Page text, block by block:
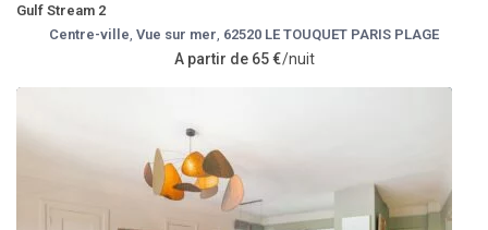
Gulf Stream 2
Centre-ville Vue sur mer 62520 LE TOUQUET PARIS PLAGE
A partir de 65 €/nuit